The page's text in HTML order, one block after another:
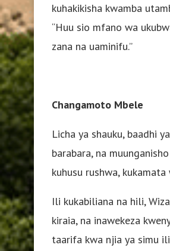
kuhakikisha kwamba
“Huu sio mfano wa
zana na uaminifu.”
Changamoto Mbele
Licha ya shauku, baadhi
barabara, na
kuhusu rushwa,
Ili kukabiliana na hili,
kiraia, na inawekeza
taarifa kwa njia ya simu